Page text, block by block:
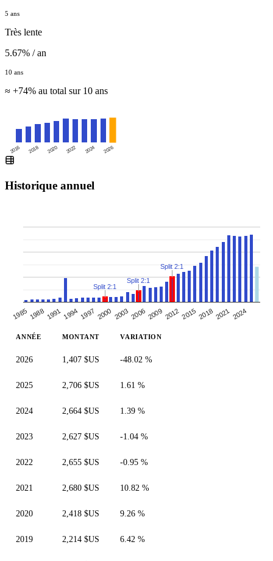
5 ans
Très lente
5.67% / an
10 ans
≈ +74% au total sur 10 ans
2016 2018 2020 2022 2024 2026
Historique annuel
1985 1988 1991 1994 1997 2000 20032006 2009 20122015 20182021 2024
Split 2:1
Split 2:1
Split 2:1
ANNÉE MONTANT VARIATION
2026 1,407 $US -48.02 %
2025 2,706 $US 1.61 %
2024 2,664 $US 1.39 %
2023 2,627 $US -1.04 %
2022 2,655 $US -0.95 %
2021 2,680 $US 10.82 %
2020 2,418 $US 9.26 %
2019 2,214 $US 6.42 %